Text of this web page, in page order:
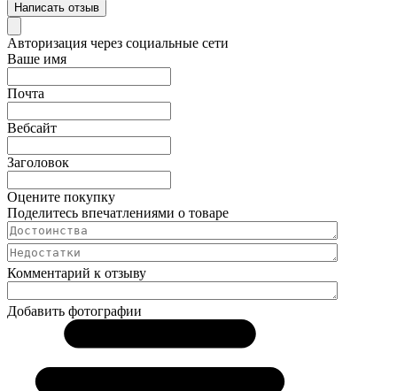
Написать отзыв
Авторизация через социальные сети
Ваше имя
Почта
Вебсайт
Заголовок
Оцените покупку
Поделитесь впечатлениями о товаре
Комментарий к отзыву
Добавить фотографии